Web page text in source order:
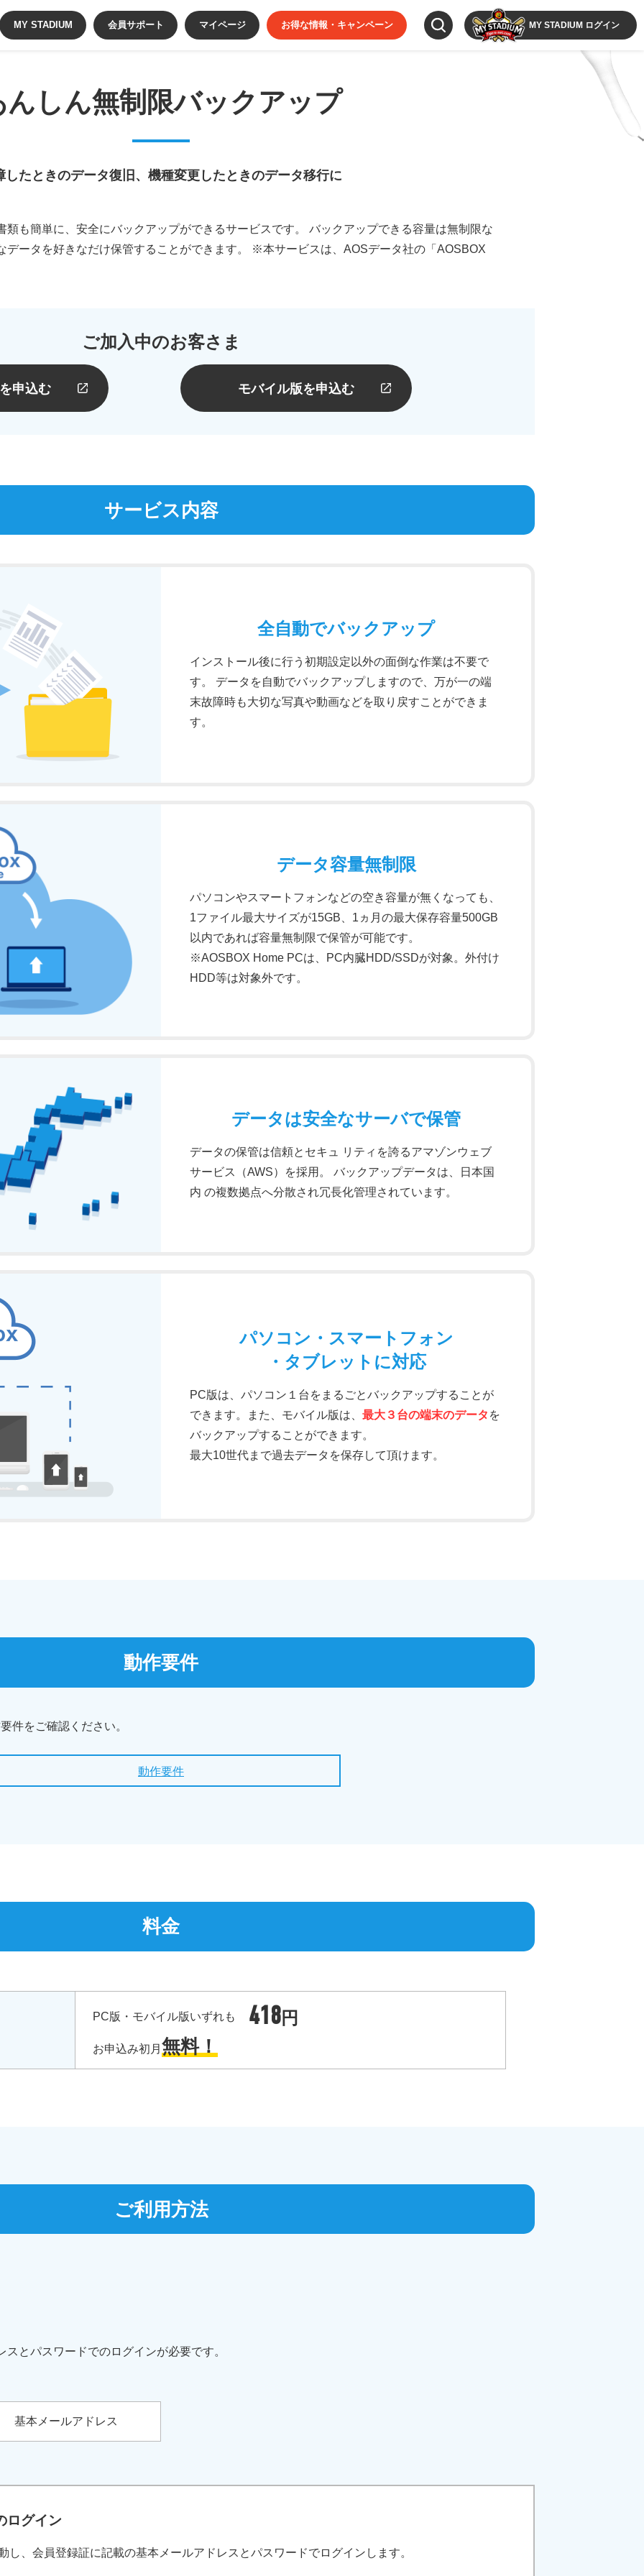
MY STADIUM 会員サポート マイページ お得な情報・キャンペーン MY STADIUM ログイン
んしん無制限バックアップ
したときのデータ復旧、 機種変更したときのデータ移行に
類も簡単に、安全にバックアップができるサービスです。 バックアップできる容量は無制限な
データを好きなだけ保管することができます。 ※本サービスは、AOSデータ社の「AOSBOX
ご加入中のお客さま
申込む モバイル版を申込む
サービス内容
全自動でバックアップ
インストール後に行う初期設定以外の面倒な作業は不要で
す。 データを自動でバックアップしますので、万が一の端
末故障時も大切な写真や動画などを取り戻すことができま
す。
データ容量無制限
パソコンやスマートフォンなどの空き容量が無くなっても、
1ファイル最大サイズが15GB、1ヵ月の最大保存容量500GB
以内であれば容量無制限で保管が可能です。
※AOSBOX Home PCは、PC内臓HDD/SSDが対象。外付け
HDD等は対象外です。
データは安全なサーバで保管
データの保管は信頼とセキュ リティを誇るアマゾンウェブ
サービス（AWS）を採用。 バックアップデータは、日本国
内 の複数拠点へ分散され冗長化管理されています。
パソコン・スマートフォン
・タブレットに対応
PC版は、パソコン１台をまるごとバックアップすることが
できます。また、モバイル版は、 最大３台の端末のデータ を
バックアップすることができます。
最大10世代まで過去データを保存して頂けます。
動作要件
件をご確認ください。
動作要件
料金
PC版・モバイル版いずれも 418円
お申込み初月 無料！
ご利用方法
とパスワードでのログインが必要です。
基本メールアドレス
ログイン
し、会員登録証に記載の基本メールアドレスとパスワードでログインします。